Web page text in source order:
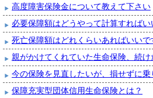
高度障害保険金について教えて下さい
必要保障額はどうやって計算すればい
死亡保障額はどれくらいあればいいで
親がかけてくれていた生命保険、続け
今の保険を見直したいが、損せずに
保障充実型団体信用生命保険とは？